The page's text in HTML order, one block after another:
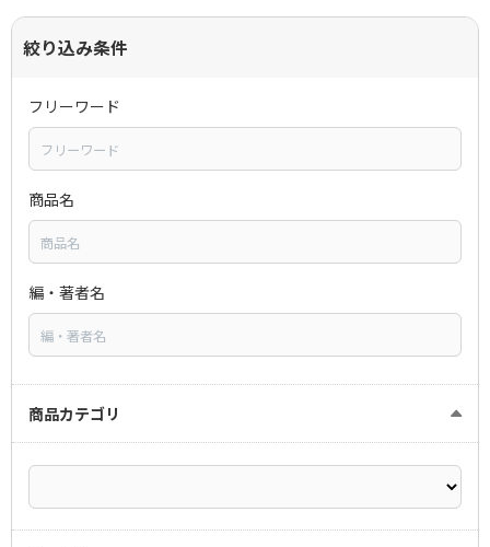
絞り込み条件
フリーワード
商品名
編・著者名
商品カテゴリ